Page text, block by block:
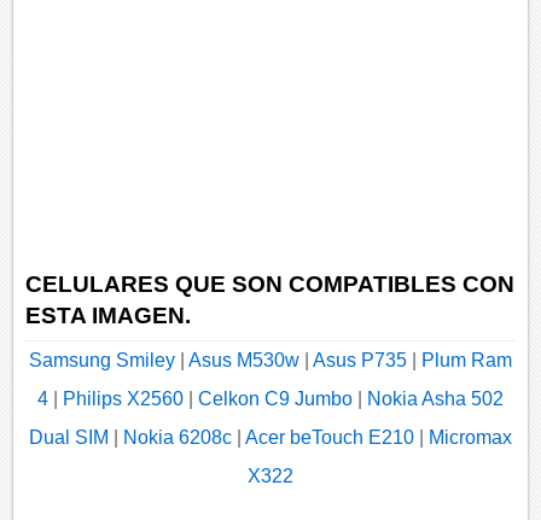
CELULARES QUE SON COMPATIBLES CON
ESTA IMAGEN.
Samsung Smiley Asus M530w Asus P735
Plum Ram
4
Philips X2560 Celkon C9 Jumbo
Nokia Asha 502
Dual SIM
Nokia 6208c Acer beTouch E210
Micromax
X322